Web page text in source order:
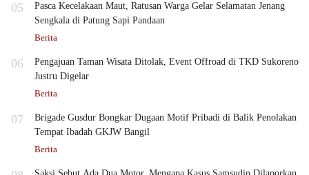
05
Pasca Kecelakaan Maut, Ratusan Warga Gelar Selamatan Jenang
Sengkala di Patung Sapi Pandaan
Berita
06
Pengajuan Taman Wisata Ditolak, Event Offroad di TKD Sukoreno
Justru Digelar
Berita
07
Brigade Gusdur Bongkar Dugaan Motif Pribadi di Balik Penolakan
Tempat Ibadah GKJW Bangil
Berita